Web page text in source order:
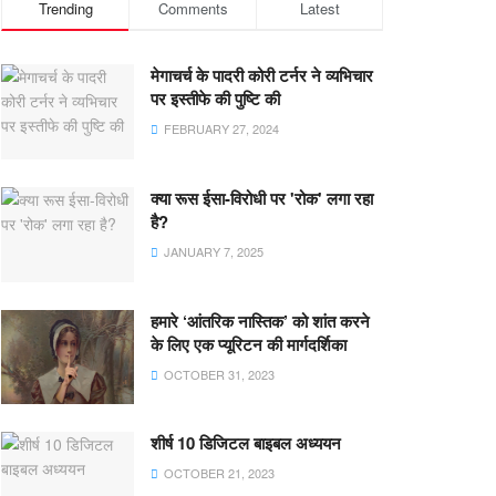
Trending Comments Latest
मेगाचर्च के पादरी कोरी टर्नर ने व्यभिचार
पर इस्तीफे की पुष्टि की
FEBRUARY 27, 2024
क्या रूस ईसा-विरोधी पर 'रोक' लगा रहा
है?
JANUARY 7, 2025
हमारे ‘आंतरिक नास्तिक’ को शांत करने
के लिए एक प्यूरिटन की मार्गदर्शिका
OCTOBER 31, 2023
शीर्ष 10 डिजिटल बाइबल अध्ययन
OCTOBER 21, 2023